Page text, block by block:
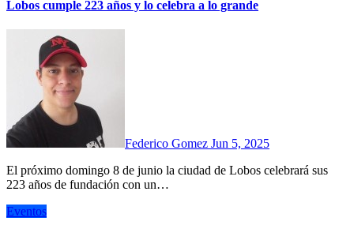
Lobos cumple 223 años y lo celebra a lo grande
Federico Gomez Jun 5, 2025
El próximo domingo 8 de junio la ciudad de Lobos celebrará sus
223 años de fundación con un…
Eventos